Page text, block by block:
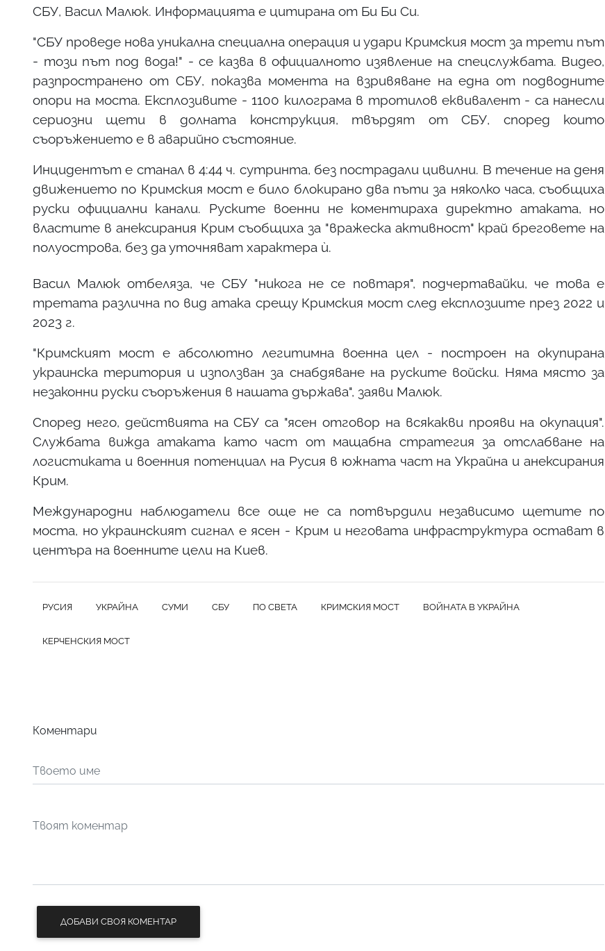
СБУ, Васил Малюк. Информацията е цитирана от Би Би Си.
"СБУ проведе нова уникална специална операция и удари Кримския мост за трети път
- този път под вода!" - се казва в официалното изявление на спецслужбата. Видео,
разпространено от СБУ, показва момента на взривяване на една от подводните
опори на моста. Експлозивите - 1100 килограма в тротилов еквивалент - са нанесли
сериозни щети в долната конструкция, твърдят от СБУ, според които
съоръжението е в аварийно състояние.
Инцидентът е станал в 4:44 ч. сутринта, без пострадали цивилни. В течение на деня
движението по Кримския мост е било блокирано два пъти за няколко часа, съобщиха
руски официални канали. Руските военни не коментираха директно атаката, но
властите в анексирания Крим съобщиха за "вражеска активност" край бреговете на
полуострова, без да уточняват характера ѝ.
Васил Малюк отбеляза, че СБУ "никога не се повтаря", подчертавайки, че това е
третата различна по вид атака срещу Кримския мост след експлозиите през 2022 и
2023 г.
"Кримският мост е абсолютно легитимна военна цел - построен на окупирана
украинска територия и използван за снабдяване на руските войски. Няма място за
незаконни руски съоръжения в нашата държава", заяви Малюк.
Според него, действията на СБУ са "ясен отговор на всякакви прояви на окупация".
Службата вижда атаката като част от мащабна стратегия за отслабване на
логистиката и военния потенциал на Русия в южната част на Украйна и анексирания
Крим.
Международни наблюдатели все още не са потвърдили независимо щетите по
моста, но украинският сигнал е ясен - Крим и неговата инфраструктура остават в
центъра на военните цели на Киев.
РУСИЯ УКРАЙНА СУМИ СБУ ПО СВЕТА КРИМСКИЯ МОСТ ВОЙНАТА В УКРАЙНА
КЕРЧЕНСКИЯ МОСТ
Коментари
ДОБАВИ СВОЯ КОМЕНТАР